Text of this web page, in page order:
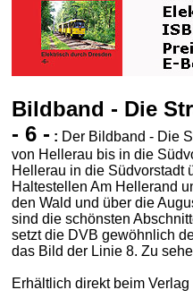
Bildband - Die
- 6 - : Der Bildband - Die
von Hellerau bis in die
Hellerau in die Südvorstadt
Haltestellen Am Hellerand
den Wald und über die
sind die schönsten
setzt die DVB gewöhnlich
das Bild der Linie 8. Zu
Erhältlich direkt beim